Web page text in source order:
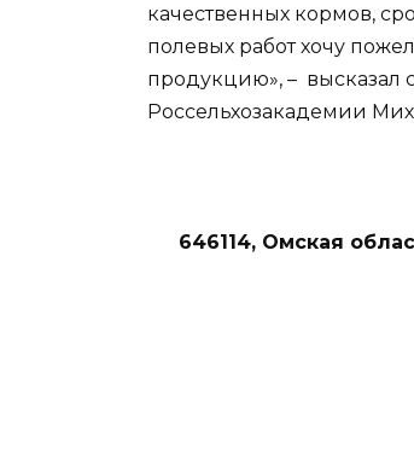
качественных кормов,
полевых работ хочу
продукцию», – высказал
Россельхозакадемии
646114, Омская